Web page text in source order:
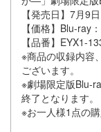
【発売日】7月9日
【価格】Blu-ray
【品番】EYX1-
※商品の収録内容
ございます。
※劇場限定版Blu-
終了となります。
※お一人様1点の